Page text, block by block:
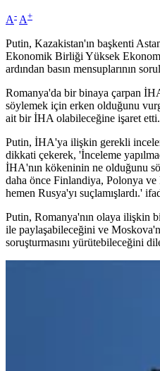
A- A+
Putin, Kazakistan'ın başkenti
Ekonomik Birliği Yüksek
ardından basın mensuplarının
Romanya'da bir binaya çarpan
söylemek için erken olduğunu
ait bir İHA olabileceğine işaret etti.
Putin, İHA'ya ilişkin gerekli
dikkati çekerek, 'İnceleme
İHA'nın kökeninin ne olduğunu
daha önce Finlandiya, Polonya
hemen Rusya'yı suçlamışlardı.'
Putin, Romanya'nın olaya ilişkin
ile paylaşabileceğini ve
soruşturmasını yürütebileceğini